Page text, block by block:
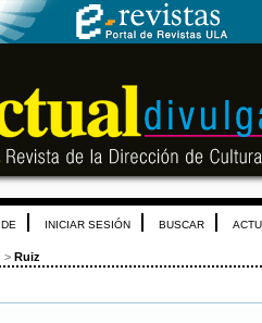
INICIAR SESIÓN BUSCAR
> Ruiz